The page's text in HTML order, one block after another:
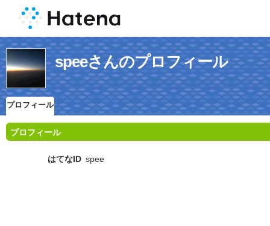
speeさんのプロフィール
プロフィール
プロフィール
はてなID spee